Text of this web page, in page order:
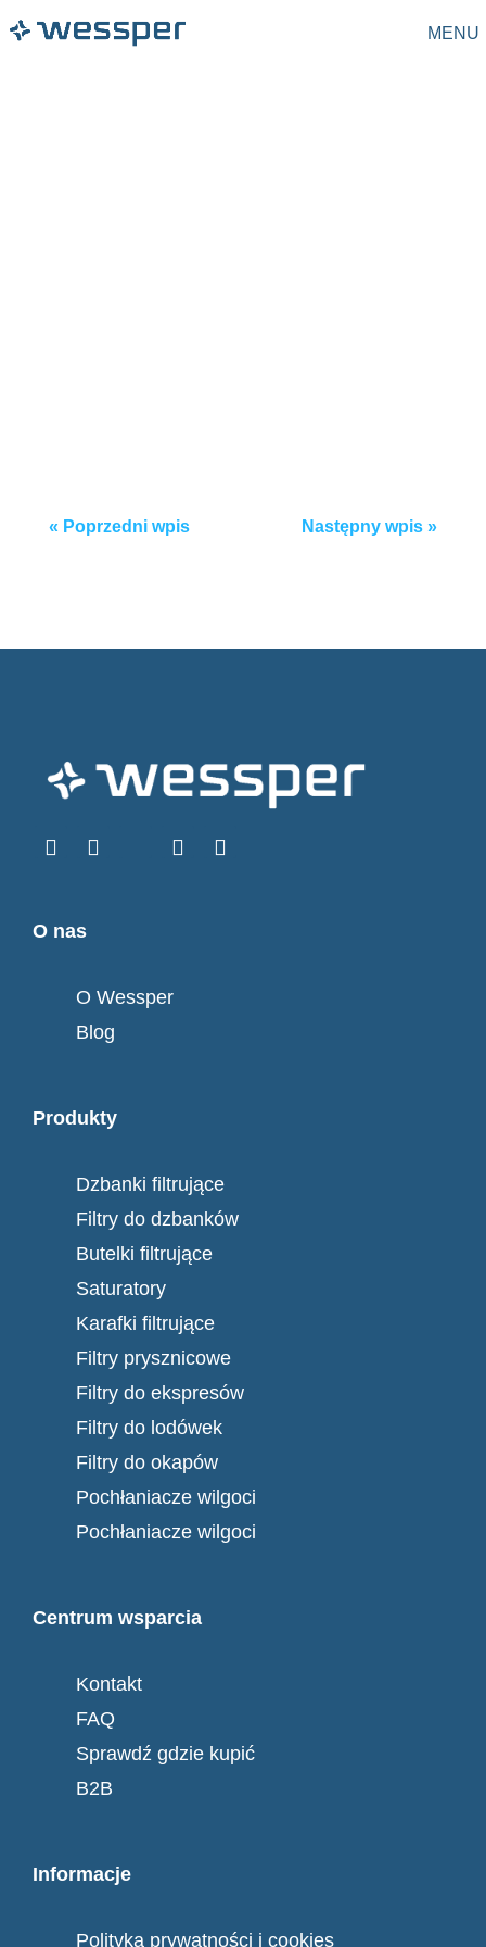
MENU
Post
« Poprzedni wpis Następny wpis»
O nas
O Wessper
Blog
Produkty
Dzbanki filtrujące
Filtry do dzbanków
Butelki filtrujące
Saturatory
Karafki filtrujące
Filtry prysznicowe
Filtry do ekspresów
Filtry do lodówek
Filtry do okapów
Pochłaniacze wilgoci
Pochłaniacze wilgoci
Centrum wsparcia
Kontakt
FAQ
Sprawdź gdzie kupić
B2B
Informacje
Polityka prywatności i cookies